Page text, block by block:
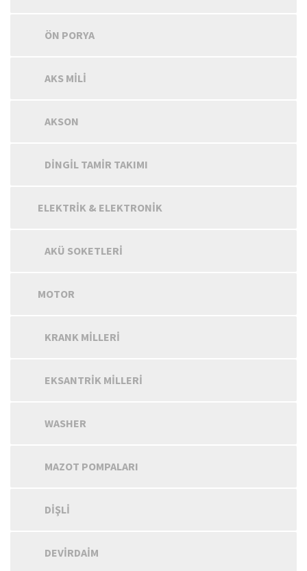
ÖN PORYA
AKS MILI
AKSON
DINGIL TAMIR TAKIMI
ELEKTRIK & ELEKTRONIK
AKÜ SOKETLERI
MOTOR
KRANK MILLERI
EKSANTRIK MILLERI
WASHER
MAZOT POMPALARI
DIŞLI
DEVIRDAIM